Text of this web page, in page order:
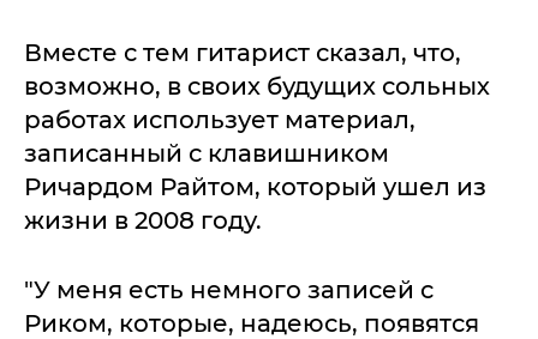
Вместе с тем гитарист сказал, что,
возможно, в своих будущих сольных
работах использует материал,
записанный с клавишником
Ричардом Райтом, который ушел из
жизни в 2008 году.
"У меня есть немного записей с
Риком, которые, надеюсь, появятся